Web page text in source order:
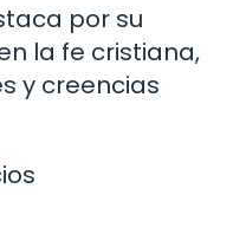
por su
la fe cristiana,
y creencias